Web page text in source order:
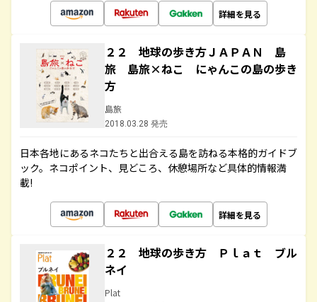
詳細を見る
２２ 地球の歩き方ＪＡＰＡＮ 島
旅 島旅×ねこ にゃんこの島の歩き
方
島旅
2018.03.28 発売
日本各地にあるネコたちと出合える島を訪ねる本格的ガイドブ
ック。ネコポイント、見どころ、休憩場所など具体的情報満
載!
詳細を見る
２２ 地球の歩き方 Ｐｌａｔ ブル
ネイ
Plat